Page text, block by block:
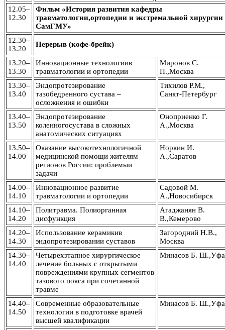
12.05–
12.30
Фильм «История развития кафедры
травматологии,ортопедии и экстремальной хирургии
СамГМУ»
12.30–
13.20
Перерыв (кофе-брейк)
13.20–
13.30
Инновационные технологиив
травматологии и ортопедии
Миронов С.
П.,Москва
13.30–
13.40
Эндопротезирование
тазобедренного сустава –
осложнения и ошибки
Тихилов Р.М.,
Санкт-Петербург
13.40–
13.50
Эндопротезирование
коленногосустава в сложных
анатомических ситуациях
Оноприенко Г.
А.,Москва
13.50–
14.00
Оказание высокотехнологичной
медицинской помощи жителям
регионов России: проблемыи
задачи
Норкин И.
А.,Саратов
14.00–
14.10
Инновационное развитие
травматологии и ортопедии
Садовой М.
А.,Новосибирск
14.10–
14.20
Политравма. Полиорганная
дисфункция
Агаджанян В.
В.,Кемерово
14.20–
14.30
Использование керамикив
эндопротезировании суставов
Загородний Н.В.,
Москва
14.30–
14.40
Четырехэтапное хирургическое
лечение больных с открытыми
повреждениями крупных сегментов
тазового пояса при сочетанной
травме
Минасов Б. Ш.,Уфа
14.40–
14.50
Современные образовательные
технологии в подготовке врачей
высшей квалификации
Минасов Б. Ш.,Уфа